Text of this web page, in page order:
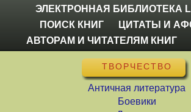
ЭЛЕКТРОННАЯ БИБЛИОТЕКА
ПОИСК КНИГ
ЦИТАТЫ И
АВТОРАМ И ЧИТАТЕЛЯМ КНИГ
ТВОРЧЕСТВО
Античная литература
Боевики